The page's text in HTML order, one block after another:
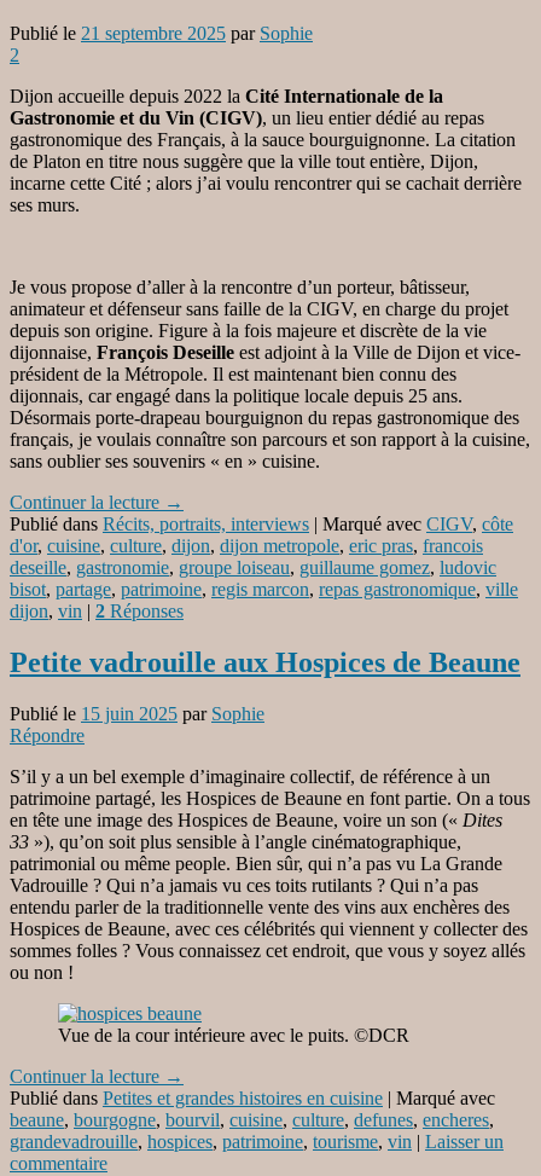
Publié le 21 septembre 2025 par Sophie
2
Dijon accueille depuis 2022 la Cité Internationale de la
Gastronomie et du Vin (CIGV), un lieu entier dédié au repas
gastronomique des Français, à la sauce bourguignonne. La citation
de Platon en titre nous suggère que la ville tout entière, Dijon,
incarne cette Cité ; alors j’ai voulu rencontrer qui se cachait derrière
ses murs.
Je vous propose d’aller à la rencontre d’un porteur, bâtisseur,
animateur et défenseur sans faille de la CIGV, en charge du projet
depuis son origine. Figure à la fois majeure et discrète de la vie
dijonnaise, François Deseille est adjoint à la Ville de Dijon et vice-
président de la Métropole. Il est maintenant bien connu des
dijonnais, car engagé dans la politique locale depuis 25 ans.
Désormais porte-drapeau bourguignon du repas gastronomique des
français, je voulais connaître son parcours et son rapport à la cuisine,
sans oublier ses souvenirs « en » cuisine.
Continuer la lecture →
Publié dans Récits, portraits, interviews | Marqué avec CIGV, côte
d'or, cuisine, culture, dijon, dijon metropole, eric pras, francois
deseille, gastronomie, groupe loiseau, guillaume gomez, ludovic
bisot, partage, patrimoine, regis marcon, repas gastronomique, ville
dijon, vin | 2 Réponses
Petite vadrouille aux Hospices de Beaune
Publié le 15 juin 2025 par Sophie
Répondre
S’il y a un bel exemple d’imaginaire collectif, de référence à un
patrimoine partagé, les Hospices de Beaune en font partie. On a tous
en tête une image des Hospices de Beaune, voire un son (« Dites
33 »), qu’on soit plus sensible à l’angle cinématographique,
patrimonial ou même people. Bien sûr, qui n’a pas vu La Grande
Vadrouille ? Qui n’a jamais vu ces toits rutilants ? Qui n’a pas
entendu parler de la traditionnelle vente des vins aux enchères des
Hospices de Beaune, avec ces célébrités qui viennent y collecter des
sommes folles ? Vous connaissez cet endroit, que vous y soyez allés
ou non !
Vue de la cour intérieure avec le puits. ©DCR
Continuer la lecture →
Publié dans Petites et grandes histoires en cuisine | Marqué avec
beaune, bourgogne, bourvil, cuisine, culture, defunes, encheres,
grandevadrouille, hospices, patrimoine, tourisme, vin | Laisser un
commentaire